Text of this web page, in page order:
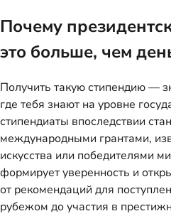
Почему
это больше, чем
Получить такую стипендию —
где тебя знают на уровне
стипендиаты впоследствии
международными грантами,
искусства или победителями
формирует уверенность и
от рекомендаций для
рубежом до участия в